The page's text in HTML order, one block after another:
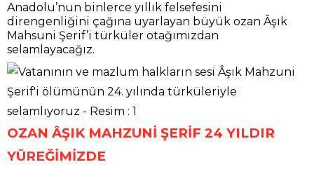
Anadolu’nun binlerce yıllık felsefesini
direngenliğini çağına uyarlayan büyük ozan Âşık
Mahsuni Şerif’i türküler otağımızdan
selamlayacağız.
OZAN ÂŞIK MAHZUNİ ŞERİF 24 YILDIR
YÜREĞİMİZDE